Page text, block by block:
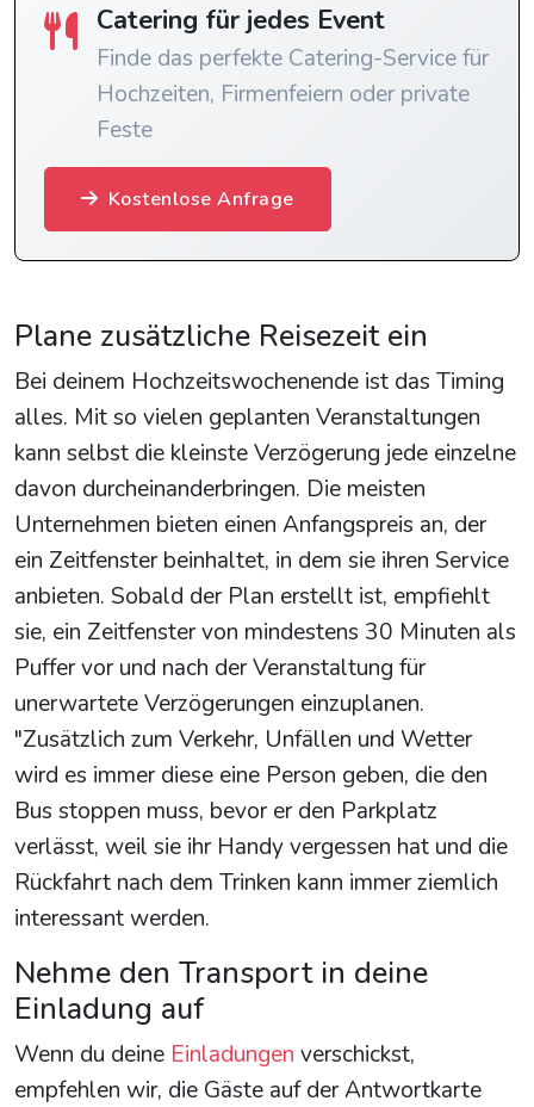
Catering für jedes Event
Finde das perfekte Catering-Service für
Hochzeiten, Firmenfeiern oder private
Feste
Kostenlose Anfrage
Plane zusätzliche Reisezeit ein
Bei deinem Hochzeitswochenende ist das Timing
alles. Mit so vielen geplanten Veranstaltungen
kann selbst die kleinste Verzögerung jede einzelne
davon durcheinanderbringen. Die meisten
Unternehmen bieten einen Anfangspreis an, der
ein Zeitfenster beinhaltet, in dem sie ihren Service
anbieten. Sobald der Plan erstellt ist, empfiehlt
sie, ein Zeitfenster von mindestens 30 Minuten als
Puffer vor und nach der Veranstaltung für
unerwartete Verzögerungen einzuplanen.
"Zusätzlich zum Verkehr, Unfällen und Wetter
wird es immer diese eine Person geben, die den
Bus stoppen muss, bevor er den Parkplatz
verlässt, weil sie ihr Handy vergessen hat und die
Rückfahrt nach dem Trinken kann immer ziemlich
interessant werden.
Nehme den Transport in deine
Einladung auf
Wenn du deine Einladungen verschickst,
empfehlen wir, die Gäste auf der Antwortkarte